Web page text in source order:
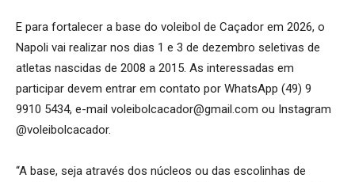
E para fortalecer a base do voleibol de Caçador em 2026, o
Napoli vai realizar nos dias 1 e 3 de dezembro seletivas de
atletas nascidas de 2008 a 2015. As interessadas em
participar devem entrar em contato por WhatsApp (49) 9
9910 5434, e-mail voleibolcacador@gmail.com ou Instagram
@voleibolcacador.
“A base, seja através dos núcleos ou das escolinhas de